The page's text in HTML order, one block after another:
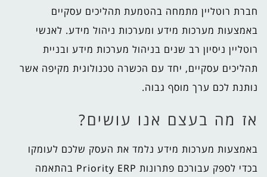
חברת רוטליין מתמחה בהטמעת תהליכים עסקיים
באמצעות מערכות מידע ומערכות ניהול מידע. לאנשי
רוטליין ניסיון רב שנים בניהול מערכות מידע ובניית
תהליכים עסקיים, יחד עם הכשרה טכנולוגית מקיפה אשר
נותנת לכם ערך מוסף גבוה.
אז מה בעצם אנו עושים?
באמצעות מערכות מידע נלמד את העסק שלכם לעומקו
בכדי לספק עבורכם פתרונות Priority ERP בהתאמה